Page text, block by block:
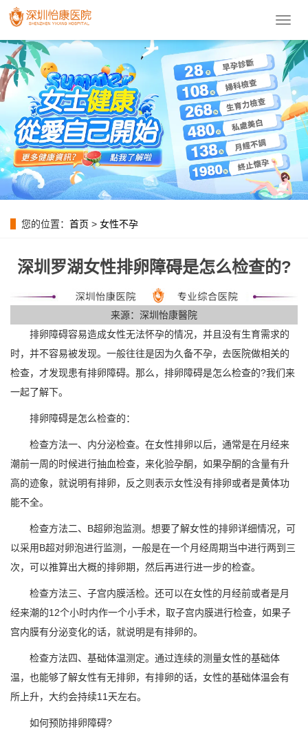
導
菜
單
您的位置： 首页 > 女性不孕
深圳罗湖女性排卵障碍是怎么检查的?
来源：深圳怡康醫院
排卵障碍容易造成女性无法怀孕的情况，并且没有生育需求的
时，并不容易被发现。一般往往是因为久备不孕，去医院做相关的
检查，才发现患有排卵障碍。那么，排卵障碍是怎么检查的?我们来
一起了解下。
排卵障碍是怎么检查的：
检查方法一、内分泌检查。在女性排卵以后，通常是在月经来
潮前一周的时候进行抽血检查，来化验孕酮，如果孕酮的含量有升
高的迹象，就说明有排卵，反之则表示女性没有排卵或者是黄体功
能不全。
检查方法二、B超卵泡监测。想要了解女性的排卵详细情况，可
以采用B超对卵泡进行监测，一般是在一个月经周期当中进行两到三
次，可以推算出大概的排卵期，然后再进行进一步的检查。
检查方法三、子宫内膜活检。还可以在女性的月经前或者是月
经来潮的12个小时内作一个小手术，取子宫内膜进行检查，如果子
宫内膜有分泌变化的话，就说明是有排卵的。
检查方法四、基础体温测定。通过连续的测量女性的基础体
温，也能够了解女性有无排卵，有排卵的话，女性的基础体温会有
所上升，大约会持续11天左右。
如何预防排卵障碍?